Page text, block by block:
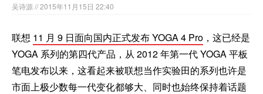
吴诗源 // 2015年11月15日 22:40
联想 11 月 9 日面向国内正式发布 YOGA 4 Pro ，这已经是
YOGA 系列的第四代产品，从 2012 年第一代 YOGA 平板
笔电发布以来，这看起来被联想当作实验田的系列也许是
市面上极少数每一代变化都够大、同时也始终保持着话题